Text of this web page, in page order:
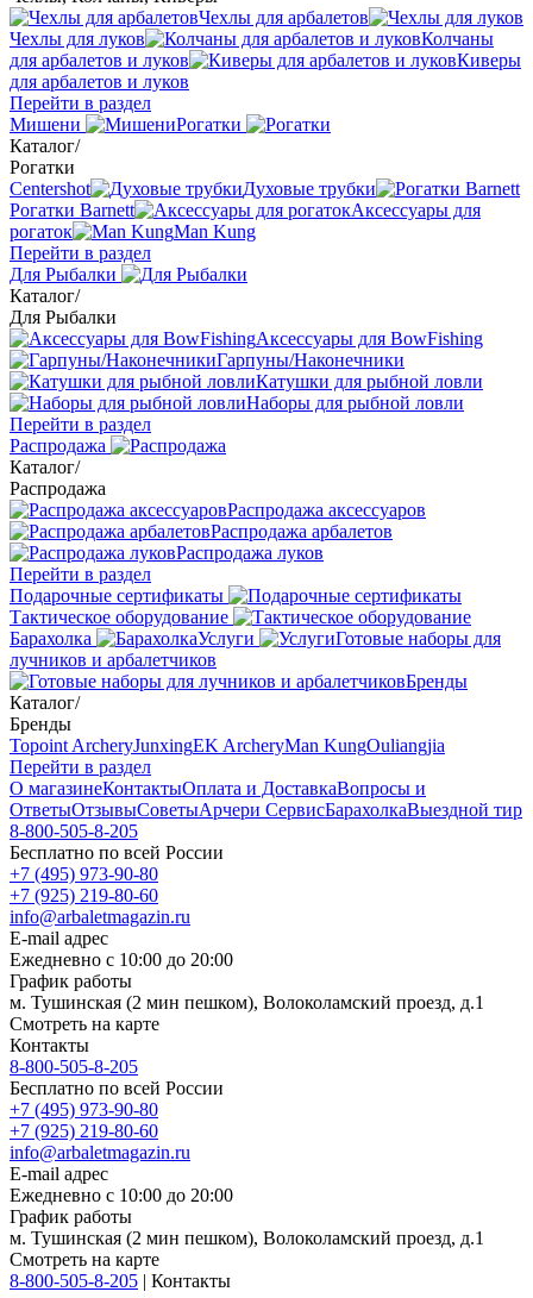
Чехлы для арбалетов
Чехлы для луков
Колчаны
для арбалетов и луков
Киверы
для арбалетов и луков
Перейти в раздел
Мишени
Рогатки
Каталог/
Рогатки
Centershot
Духовые трубки
Рогатки Barnett
Аксессуары для
рогаток
Man Kung
Перейти в раздел
Для Рыбалки
Каталог/
Для Рыбалки
Аксессуары для BowFishing
Гарпуны/Наконечники
Катушки для рыбной ловли
Наборы для рыбной ловли
Перейти в раздел
Распродажа
Каталог/
Распродажа
Распродажа аксессуаров
Распродажа арбалетов
Распродажа луков
Перейти в раздел
Подарочные сертификаты
Тактическое оборудование
Барахолка
Услуги
Готовые наборы для
лучников и арбалетчиков
Бренды
Каталог/
Бренды
Topoint ArcheryJunxingEK ArcheryMan KungOuliangjia
Перейти в раздел
О магазинеКонтактыОплата и ДоставкаВопросы и
ОтветыОтзывыСоветыАрчери СервисБарахолкаВыездной тир
8-800-505-8-205
Бесплатно по всей России
+7 (495) 973-90-80
+7 (925) 219-80-60
info@arbaletmagazin.ru
E-mail адрес
Ежедневно с 10:00 до 20:00
График работы
м. Тушинская (2 мин пешком), Волоколамский проезд, д.1
Смотреть на карте
Контакты
8-800-505-8-205
Бесплатно по всей России
+7 (495) 973-90-80
+7 (925) 219-80-60
info@arbaletmagazin.ru
E-mail адрес
Ежедневно с 10:00 до 20:00
График работы
м. Тушинская (2 мин пешком), Волоколамский проезд, д.1
Смотреть на карте
8-800-505-8-205 | Контакты